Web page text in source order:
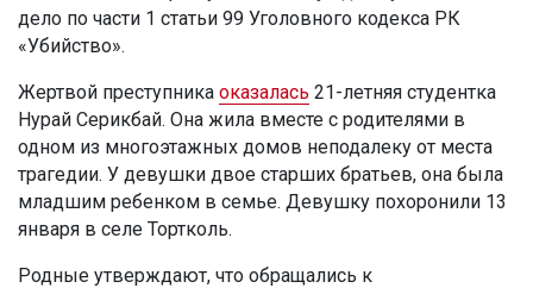
дело по части 1 статьи 99 Уголовного кодекса РК
«Убийство».
Жертвой преступника оказалась 21-летняя студентка
Нурай Серикбай. Она жила вместе с родителями в
одном из многоэтажных домов неподалеку от места
трагедии. У девушки двое старших братьев, она была
младшим ребенком в семье. Девушку похоронили 13
января в селе Тортколь.
Родные утверждают, что обращались к